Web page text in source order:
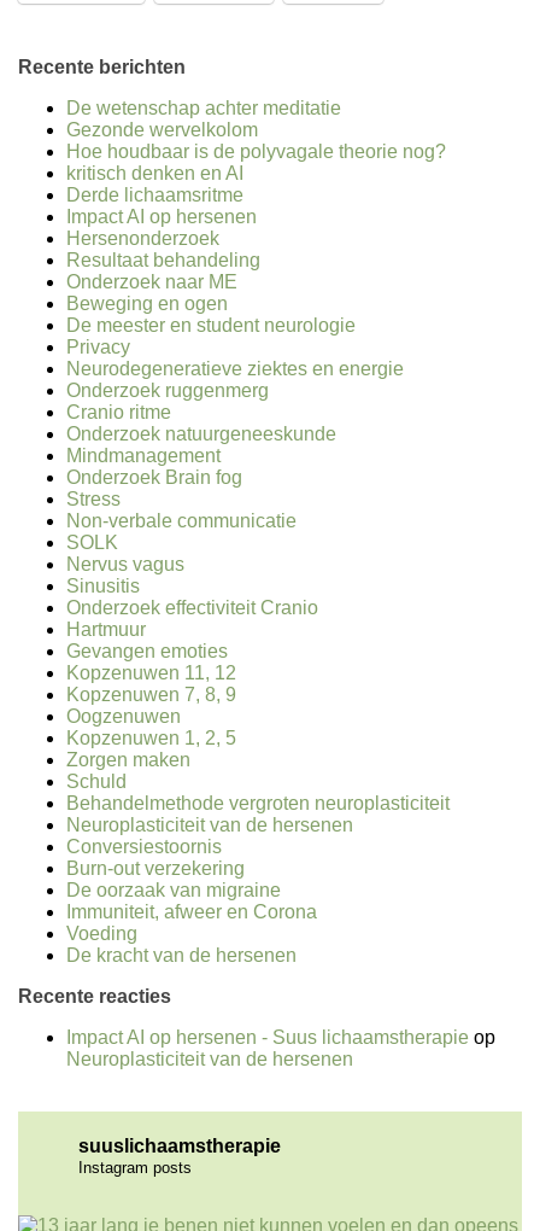
Recente berichten
De wetenschap achter meditatie
Gezonde wervelkolom
Hoe houdbaar is de polyvagale theorie nog?
kritisch denken en AI
Derde lichaamsritme
Impact AI op hersenen
Hersenonderzoek
Resultaat behandeling
Onderzoek naar ME
Beweging en ogen
De meester en student neurologie
Privacy
Neurodegeneratieve ziektes en energie
Onderzoek ruggenmerg
Cranio ritme
Onderzoek natuurgeneeskunde
Mindmanagement
Onderzoek Brain fog
Stress
Non-verbale communicatie
SOLK
Nervus vagus
Sinusitis
Onderzoek effectiviteit Cranio
Hartmuur
Gevangen emoties
Kopzenuwen 11, 12
Kopzenuwen 7, 8, 9
Oogzenuwen
Kopzenuwen 1, 2, 5
Zorgen maken
Schuld
Behandelmethode vergroten neuroplasticiteit
Neuroplasticiteit van de hersenen
Conversiestoornis
Burn-out verzekering
De oorzaak van migraine
Immuniteit, afweer en Corona
Voeding
De kracht van de hersenen
Recente reacties
Impact AI op hersenen - Suus lichaamstherapie op
Neuroplasticiteit van de hersenen
suuslichaamstherapie
Instagram posts